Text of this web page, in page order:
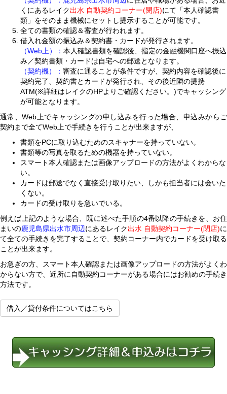
くにあるレイク出水 自動契約コーナー(閉店)にて「本人確認書
類」をそのまま機械にセットし提示することが可能です。
全ての書類の確認＆審査が行われます。
借入れ金額の振込み＆契約書・カードが発行されます。
（Web上）： 本人確認書類を確認後、指定の金融機関口座へ振込
み／契約書類・カードは自宅への郵送となります。
（契約機）： 審査に通ることが条件ですが、契約内容を確認後に
契約完了、契約書とカードが発行され、その後近隣の提携
ATM(※詳細はレイクのHPよりご確認ください。)でキャッシング
が可能となります。
通常、Web上でキャッシングの申し込みを行った場合、申込みからご
契約まで全てWeb上で手続きを行うことが出来ますが、
書類をPCに取り込むためのスキャナーを持っていない。
書類等の写真を取るための機器を持っていない。
スマート本人確認または画像アップロードの方法がよくわからな
い。
カードは郵送でなく直接受け取りたい、しかも担当者には会いた
くない。
カードの受け取りを急いでいる。
例えば上記のような場合、既に述べた手順の4番以降の手続きを、お住
まいの鹿児島県出水市周辺にあるレイク出水 自動契約コーナー(閉店)に
て全ての手続きを完了することで、契約コーナー内でカードを受け取る
ことが出来ます。
お急ぎの方、スマート本人確認または画像アップロードの方法がよくわ
からない方で、近所に自動契約コーナーがある場合にはお勧めの手続き
方法です。
借入／貸付条件についてはこちら